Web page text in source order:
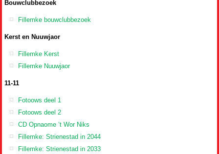
Bouwclubbezoek
Fillemke bouwclubbezoek
Kerst en Nuuwjaor
Fillemke Kerst
Fillemke Nuuwjaor
11-11
Fotoows deel 1
Fotoows deel 2
CD Opnaome ’t Wor Niks
Fillemke: Strienestad in 2044
Fillemke: Strienestad in 2033